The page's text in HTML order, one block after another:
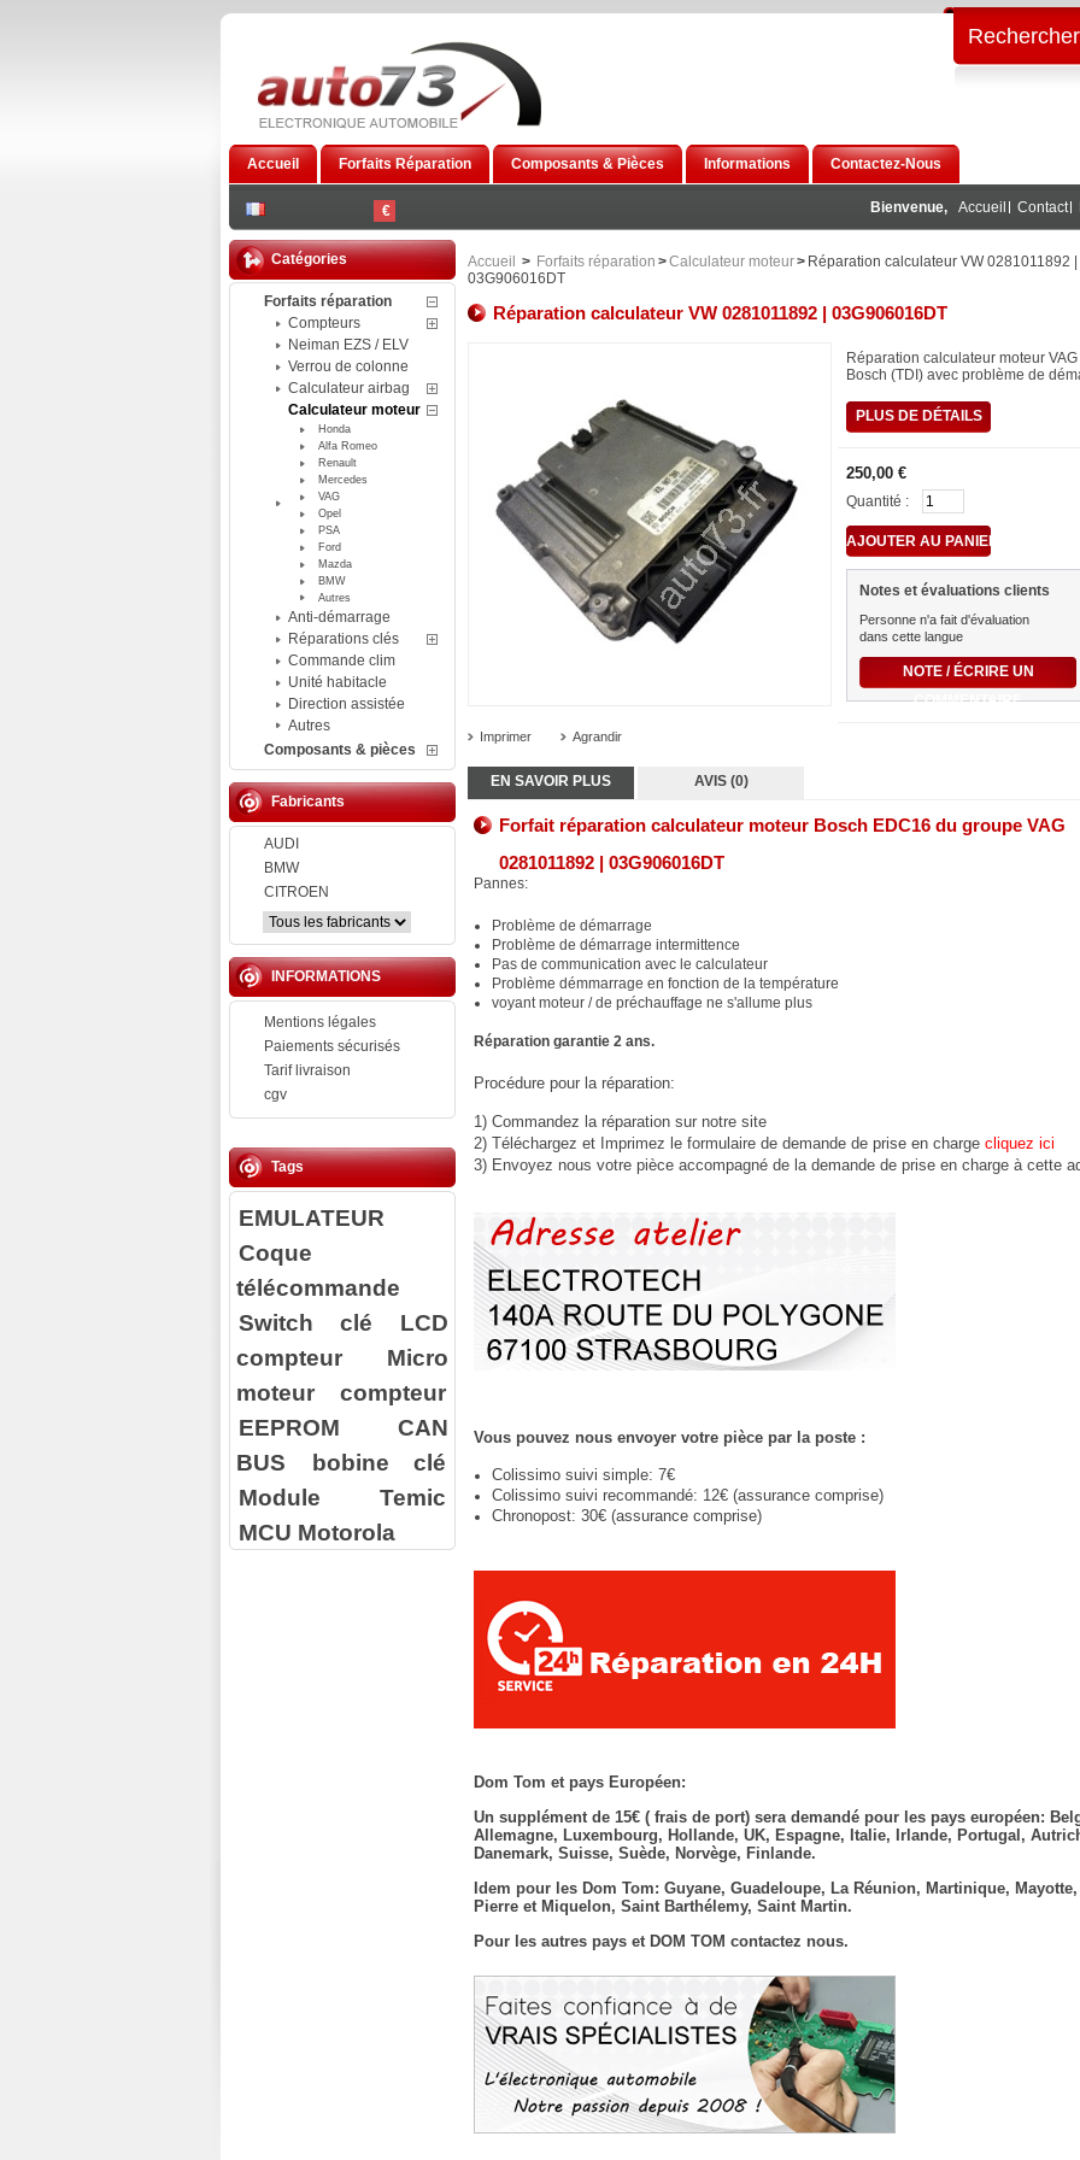
€
Accueil Forfaits Réparation Composants & Pièces Informations Contactez-Nous
Bienvenue, Accueil Contact
Rechercher
Catégories
Forfaits réparation
Compteurs
Neiman EZS / ELV
Verrou de colonne
Calculateur airbag
Calculateur moteur
Honda
Alfa Romeo
Renault
Mercedes
VAG
Opel
PSA
Ford
Mazda
BMW
Autres
Anti-démarrage
Réparations clés
Commande clim
Unité habitacle
Direction assistée
Autres
Composants & pièces
Fabricants
AUDI
BMW
CITROEN
INFORMATIONS
Mentions légales
Paiements sécurisés
Tarif livraison
cgv
Tags
EMULATEUR
Coque
télécommande
Switch clé
LCD
compteur
Micro
moteur compteur
EEPROM
CAN
BUS
bobine clé
Module Temic
MCU Motorola
Accueil > Forfaits réparation >Calculateur moteur> Réparation calculateur VW 0281011892 |
03G906016DT
Réparation calculateur VW 0281011892 | 03G906016DT
Imprimer Agrandir
Réparation calculateur moteur
Bosch (TDI) avec problème de
PLUS DE DÉTAILS
250,00 €
Quantité :
Notes et évaluations clients
Personne n'a fait d'évaluation
dans cette langue
NOTE / ÉCRIRE UN
COMMENTAIRE
EN SAVOIR PLUS AVIS (0)
Forfait réparation calculateur moteur Bosch EDC16 du groupe VAG
0281011892 | 03G906016DT
Pannes:
Problème de démarrage
Problème de démarrage intermittence
Pas de communication avec le calculateur
Problème démmarrage en fonction de la température
voyant moteur / de préchauffage ne s'allume plus
Réparation garantie 2 ans.
Procédure pour la réparation:
1) Commandez la réparation sur notre site
2) Téléchargez et Imprimez le formulaire de demande de prise en charge cliquez ici
3) Envoyez nous votre pièce accompagné de la demande de prise en charge à cette
Vous pouvez nous envoyer votre pièce par la poste :
Colissimo suivi simple: 7€
Colissimo suivi recommandé: 12€ (assurance comprise)
Chronopost: 30€ (assurance comprise)
Dom Tom et pays Européen:
Un supplément de 15€ ( frais de port) sera demandé pour les pays européen:
Allemagne, Luxembourg, Hollande, UK, Espagne, Italie, Irlande, Portugal,
Danemark, Suisse, Suède, Norvège, Finlande.
Idem pour les Dom Tom: Guyane, Guadeloupe, La Réunion, Martinique,
Pierre et Miquelon, Saint Barthélemy, Saint Martin.
Pour les autres pays et DOM TOM contactez nous.